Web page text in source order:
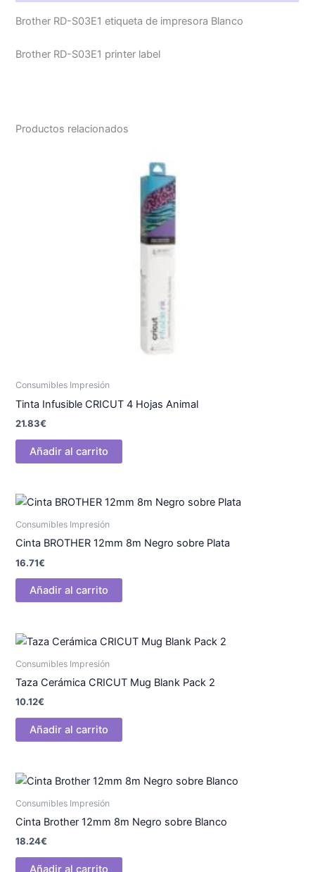
Brother RD-S03E1 etiqueta de impresora Blanco
Brother RD-S03E1 printer label
Productos relacionados
Consumibles Impresión
Tinta Infusible CRICUT 4 Hojas Animal
21.83€
Añadir al carrito
Consumibles Impresión
Cinta BROTHER 12mm 8m Negro sobre Plata
16.71€
Añadir al carrito
Consumibles Impresión
Taza Cerámica CRICUT Mug Blank Pack 2
10.12€
Añadir al carrito
Consumibles Impresión
Cinta Brother 12mm 8m Negro sobre Blanco
18.24€
Añadir al carrito